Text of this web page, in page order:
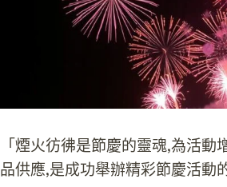
「煙火彷彿是節慶的靈魂,為活
品供應,是成功舉辦精彩節慶活